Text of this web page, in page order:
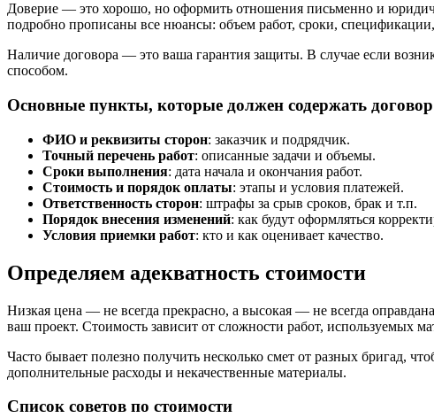
Доверие — это хорошо, но оформить отношения письменно и
подробно прописаны все нюансы: объем работ, сроки,
Наличие договора — это ваша гарантия защиты. В случае если
способом.
Основные пункты, которые должен содержать договор
ФИО и реквизиты сторон: заказчик и подрядчик.
Точный перечень работ: описанные задачи и объемы.
Сроки выполнения: дата начала и окончания работ.
Стоимость и порядок оплаты: этапы и условия платежей.
Ответственность сторон: штрафы за срыв сроков, брак и т.п.
Порядок внесения изменений: как будут оформляться
Условия приемки работ: кто и как оценивает качество.
Определяем адекватность стоимости
Низкая цена — не всегда прекрасно, а высокая — не всегда
ваш проект. Стоимость зависит от сложности работ, используемых
Часто бывает полезно получить несколько смет от разных бригад,
дополнительные расходы и некачественные материалы.
Список советов по стоимости